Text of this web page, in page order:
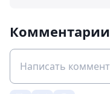
Комментарии